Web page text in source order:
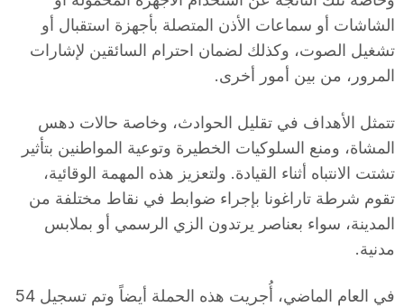
الشاشات أو سماعات الأذن المتصلة بأجهزة استقبال أو
تشغيل الصوت، وكذلك لضمان احترام السائقين لإشارات
المرور، من بين أمور أخرى.
تتمثل الأهداف في تقليل الحوادث، وخاصة حالات دهس
المشاة، ومنع السلوكيات الخطيرة وتوعية المواطنين بتأثير
تشتت الانتباه أثناء القيادة. ولتعزيز هذه المهمة الوقائية،
تقوم شرطة تاراغونا بإجراء ضوابط في نقاط مختلفة من
المدينة، سواء بعناصر يرتدون الزي الرسمي أو بملابس
مدنية.
في العام الماضي، أُجريت هذه الحملة أيضاً وتم تسجيل 54